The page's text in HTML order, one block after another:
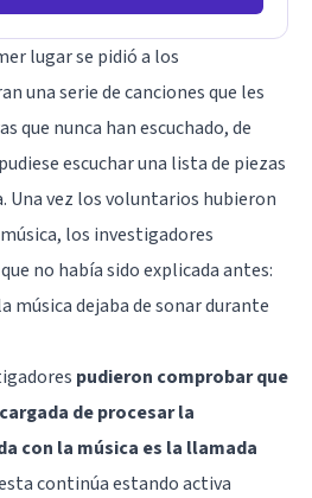
lugar se pidió a los
una serie de canciones que les
que nunca han escuchado, de
escuchar una lista de piezas
Una vez los voluntarios hubieron
los investigadores
no había sido explicada antes:
música dejaba de sonar durante
pudieron comprobar que
de procesar la
con la música es la llamada
continúa estando activa